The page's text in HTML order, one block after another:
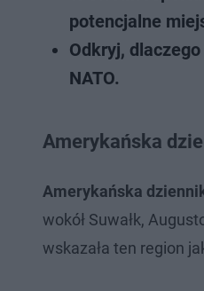
potencjalne
Odkryj,
NATO.
Amerykańska
Amerykańska
wokół Suwałk,
wskazała ten region